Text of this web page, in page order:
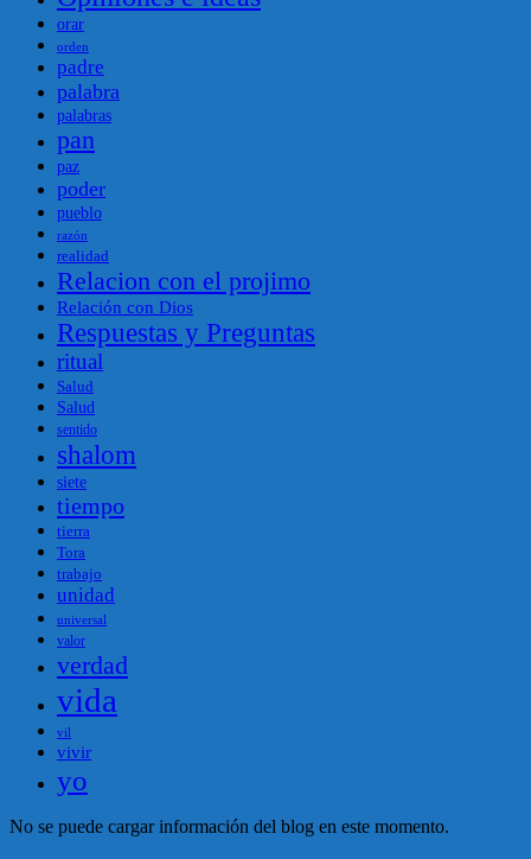
orar
orden
padre
palabra
palabras
pan
paz
poder
pueblo
razón
realidad
Relacion con el projimo
Relación con Dios
Respuestas y Preguntas
ritual
Salud
Salud
sentido
shalom
siete
tiempo
tierra
Tora
trabajo
unidad
universal
valor
verdad
vida
vil
vivir
yo
No se puede cargar información del blog en este momento.